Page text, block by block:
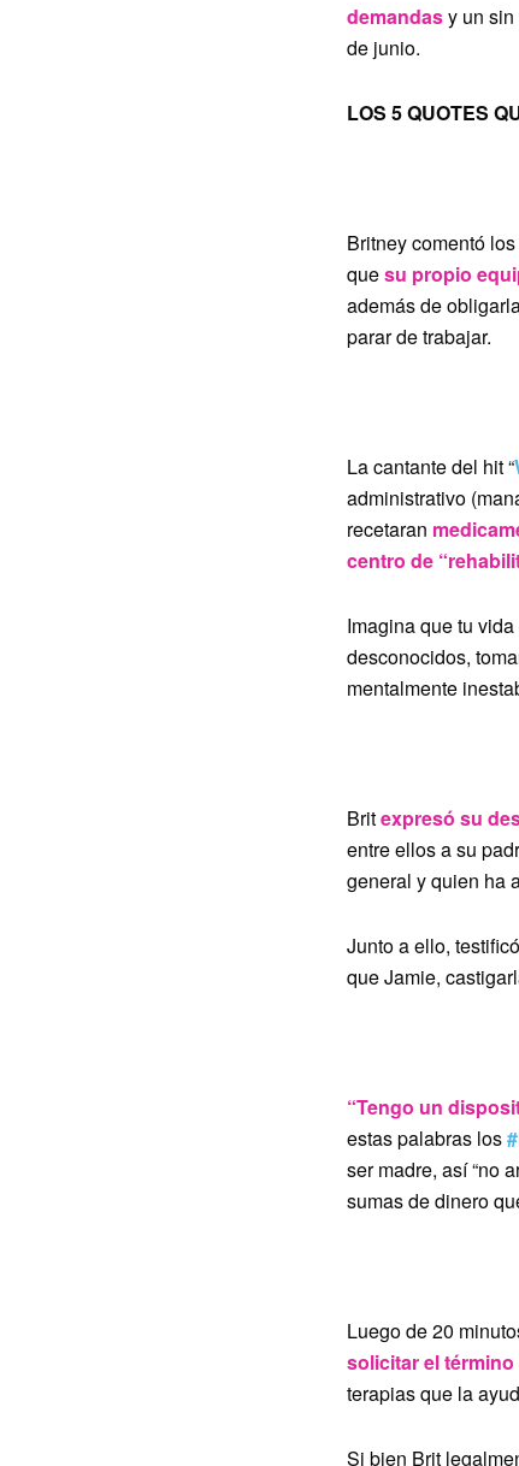
demandasy un sin
de junio.
LOS 5 QUOTES
Britney comentó
quesu propio
además de
parar de trabajar.
La cantante del hit “
administrativo
recetaran
centro de
Imagina que tu
desconocidos,
mentalmente
Britexpresó su
entre ellos a su
general y quien ha
Junto a ello,
que Jamie,
“Tengo un
estas palabras los
ser madre, así “no
sumas de dinero
Luego de 20
solicitar el
terapias que la
Si bien Brit